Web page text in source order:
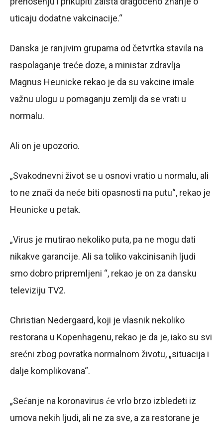
uticaju dodatne vakcinacije.“
Danska je ranjivim grupama od četvrtka stavila na
raspolaganje treće doze, a ministar zdravlja
Magnus Heunicke rekao je da su vakcine imale
važnu ulogu u pomaganju zemlji da se vrati u
normalu.
Ali on je upozorio.
„Svakodnevni život se u osnovi vratio u normalu, ali
to ne znači da neće biti opasnosti na putu“, rekao je
Heunicke u petak.
„Virus je mutirao nekoliko puta, pa ne mogu dati
nikakve garancije. Ali sa toliko vakcinisanih ljudi
smo dobro pripremljeni “, rekao je on za dansku
televiziju TV2.
Christian Nedergaard, koji je vlasnik nekoliko
restorana u Kopenhagenu, rekao je da je, iako su svi
srećni zbog povratka normalnom životu, „situacija i
dalje komplikovana“.
„Sećanje na koronavirus će vrlo brzo izbledeti iz
umova nekih ljudi, ali ne za sve, a za restorane je